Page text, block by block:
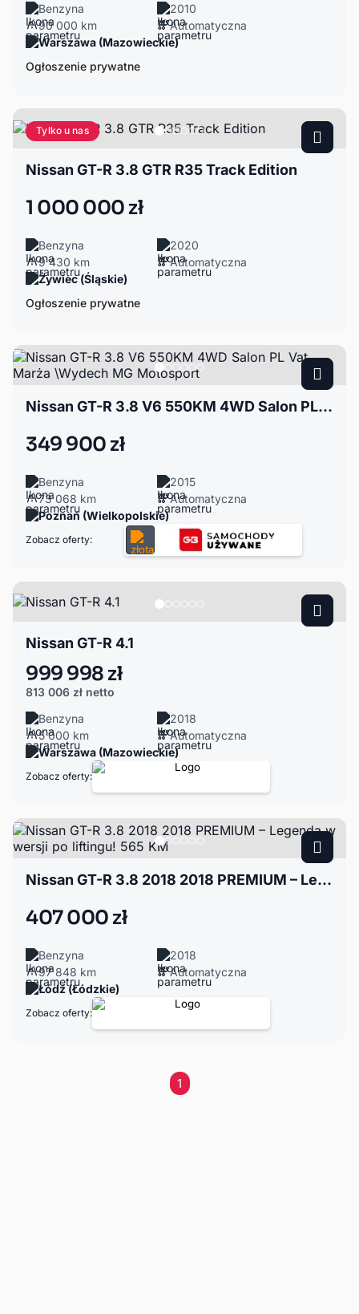
Benzyna
2010
90 000 km
Automatyczna
Warszawa (Mazowieckie)
Ogłoszenie prywatne
Tylko u nas
Nissan GT-R 3.8 GTR R35 Track Edition
1 000 000 zł
Benzyna
2020
9 430 km
Automatyczna
Żywiec (Śląskie)
Ogłoszenie prywatne
Nissan GT-R 3.8 V6 550KM 4WD Salon PL Vat Marża \Wydech MG Motosport
349 900 zł
Benzyna
2015
73 068 km
Automatyczna
Poznań (Wielkopolskie)
Zobacz oferty:
Nissan GT-R 4.1
999 998 zł
813 006 zł netto
Benzyna
2018
5 000 km
Automatyczna
Warszawa (Mazowieckie)
Zobacz oferty:
Nissan GT-R 3.8 2018 2018 PREMIUM – Legenda w wersji po liftingu! 565 KM
407 000 zł
Benzyna
2018
97 848 km
Automatyczna
Łódź (Łódzkie)
Zobacz oferty:
1